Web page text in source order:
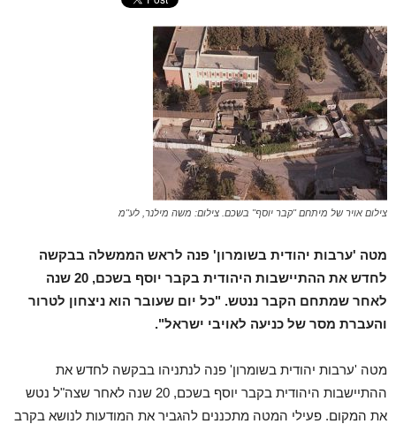
צילום אויר של מיתחם "קבר יוסף" בשכם. צילום: משה מילנר, לע"מ
מטה 'ערבות יהודית בשומרון' פנה לראש הממשלה בבקשה
לחדש את ההתיישבות היהודית בקבר יוסף בשכם, 20 שנה
לאחר שמתחם הקבר ננטש. "כל יום שעובר הוא ניצחון לטרור
והעברת מסר של כניעה לאויבי ישראל".
מטה 'ערבות יהודית בשומרון' פנה לנתניהו בבקשה לחדש את
ההתיישבות היהודית בקבר יוסף בשכם, 20 שנה לאחר שצה"ל נטש
את המקום. פעילי המטה מתכננים להגביר את המודעות לנושא בקרב